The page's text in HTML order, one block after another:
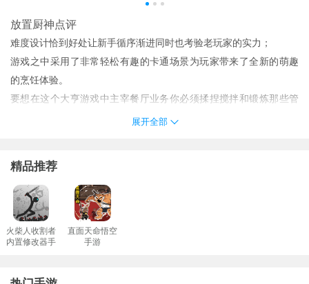
放置厨神点评
难度设计恰到好处让新手循序渐进同时也考验老玩家的实力；
游戏之中采用了非常轻松有趣的卡通场景为玩家带来了全新的萌趣
的烹饪体验。
要想在这个大亨游戏中主宰餐厅业务你必须揉捏搅拌和锻炼那些管
理游戏特权就像一个模拟游戏中的专业厨师一样！
努力证明你的大亨游戏和闲置模拟器的天赋不仅在厨房而且在经理
的椅子上！
放置厨神游戏规则
1、挑战徘徊的厨师越来越难以获得巨大收益(玩家有可能失败所以
需要想办法避开一些厨艺挑战)。
展开全部
精品推荐
火柴人收割者
内置修改器手
直面天命悟空
手游